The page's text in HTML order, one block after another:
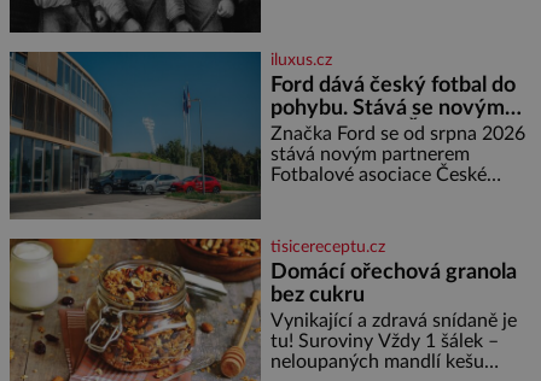
nemůže, protože žádné nemá,
spokojí se lupič s několika
měďáky a štůčky látky. Zraněná
žena pár dní nato umírá. Je to
muž nebývale krutý. Jeho činy
budí hrůzu ještě dlouho po jeho
smrti
iluxus.cz
Ford dává český fotbal do
pohybu. Stává se novým
partnerem FAČR
Značka Ford se od srpna 2026
stává novým partnerem
Fotbalové asociace České
asociace, reprezentačních týmů
i českého fotbalu v regionech.
Partner
tisicereceptu.cz
Domácí ořechová granola
bez cukru
Vynikající a zdravá snídaně je
tu! Suroviny Vždy 1 šálek –
neloupaných mandlí kešu